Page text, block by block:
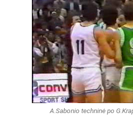
A.Sabonio techninė po